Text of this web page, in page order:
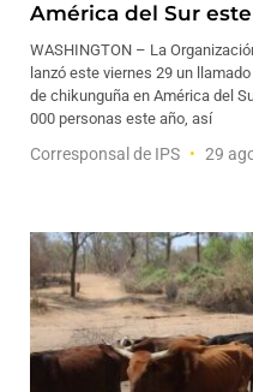
América del Sur
WASHINGTON – La
lanzó este viernes 29 un
de chikunguña en América del
000 personas este año, así
Corresponsal de IPS 29